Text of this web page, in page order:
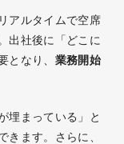
アルタイムで空席
出社後に「どこに
となり、 業務開始
埋まっている」と
きます。さらに、